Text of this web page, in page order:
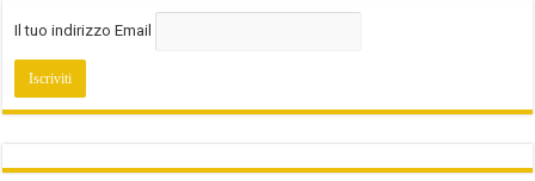
Il tuo indirizzo Email